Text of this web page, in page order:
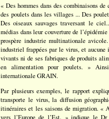
« Des hommes dans des combinaisons
des poulets dans les villages ... Des
Des oiseaux sauvages traversant le
médias dans leur couverture de
prospère industrie multinationale
industriel frappées par le virus, et aucune
vivants ni de ses fabriques de produits
en alimentation pour poulets. »
internationale GRAIN.
Par plusieurs exemples, le rapport
transporte le virus, la diffusion
itinéraires et les saisons de migration. «
vers l’Europe de l’Est, » indique le